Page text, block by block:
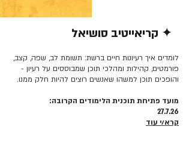
✦ קריאייטיב סושיאל
לומדים איך רעיונות חיים ברשת: תשומת לב, שפה, קצב,
פורמטים, קהילות ומהלכי תוכן שמבוססים על רעיון -
והופכים תוכן למשהו שאנשים רוצים להיות חלק ממנו.
מועד פתיחת תוכנית הלימודים הקרובה:
27.7.26
קרא/י עוד